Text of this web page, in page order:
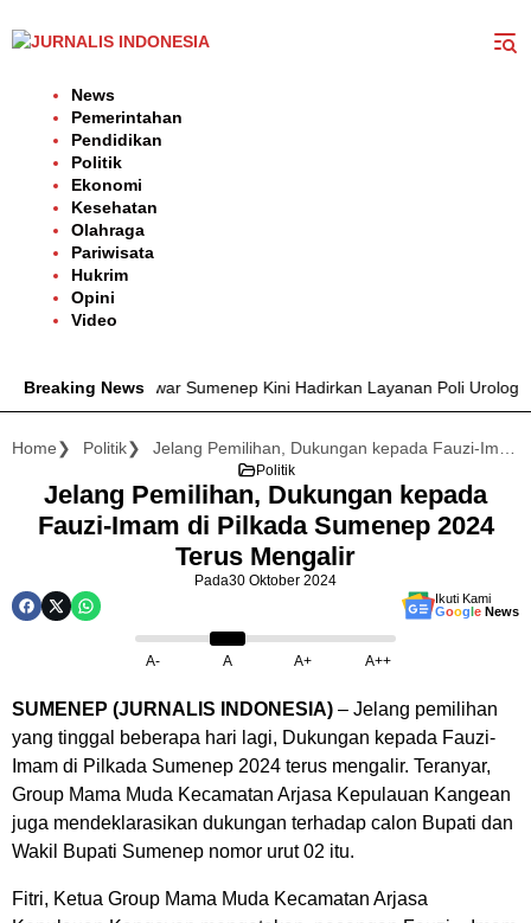
ke
News
Pemerintahan
Pendidikan
Politik
Ekonomi
Kesehatan
Olahraga
Pariwisata
Hukrim
Opini
Video
Breaking News
H. Moh. Anwar Sumenep Kini Hadirkan Layanan Poli Urologi Bagi
Home Politik
Politik
Jelang Pemilihan, Dukungan kepada
Fauzi-Imam di Pilkada Sumenep 2024
Terus Mengalir
Pada30 Oktober 2024
Ikuti Kami
Google News
A- A A+ A++
SUMENEP (JURNALIS INDONESIA) – Jelang pemilihan
yang tinggal beberapa hari lagi, Dukungan kepada Fauzi-
Imam di Pilkada Sumenep 2024 terus mengalir. Teranyar,
Group Mama Muda Kecamatan Arjasa Kepulauan Kangean
juga mendeklarasikan dukungan terhadap calon Bupati dan
Wakil Bupati Sumenep nomor urut 02 itu.
Fitri, Ketua Group Mama Muda Kecamatan Arjasa